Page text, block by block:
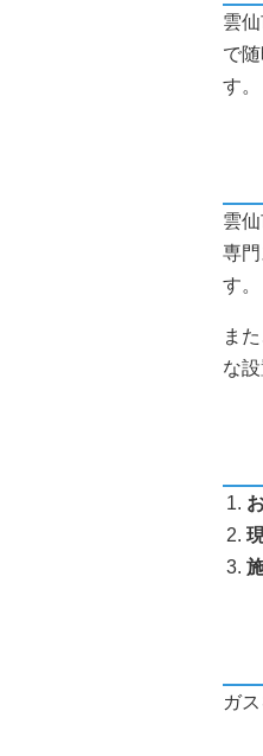
雲
で
す。
雲
専
す。
ま
な
ガ